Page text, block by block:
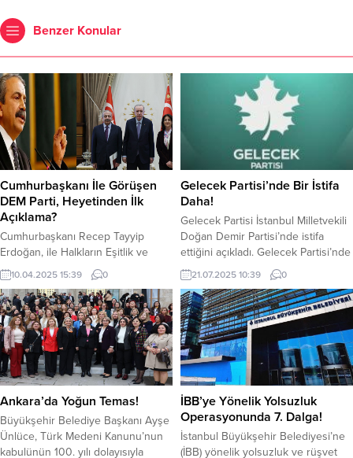
Benzer Konular
Cumhurbaşkanı İle Görüşen
DEM Parti, Heyetinden İlk
Açıklama?
Cumhurbaşkanı Recep Tayyip
Erdoğan, ile Halkların Eşitlik ve
Demokrasi Partisi (DEM Parti) Van
Milletvekili Pervin Buldan ve
İstanbul Milletvekili Sırrı Süreyya
Önder’i Cumhurbaşkanlığı
Külliyesinde görüştü. Görüşme
saat 13.30’da başladı ve 1 saat 25
dakika sürdü. Terörsüz Türkiye
hedefi kapsamında yapılan
görüşme sonrası DEM heyetinden
Sırrı Süreyya Önder açıklamalarda
bulundu. Önder,...
10.04.2025 15:39 0
Gelecek Partisi’nde Bir İstifa
Daha!
Gelecek Partisi İstanbul Milletvekili
Doğan Demir Partisi’nde istifa
ettiğini açıkladı. Gelecek Partisi’nde
istifalar devam ediyor. Son olarak
Gelecek Partisi’nden Demir, istifa
ettiğini açıkladı. Doğan, istifa
açıklamasında şu ifadeleri kullandı;
yaklaşık iki yıldır tüm uyarılarımıza
rağmen ortak bir alan
oluşturulamadığından bu ayrılığı
gerekli gördüm “ YAZI ARASI
REKLAM ALANI
21.07.2025 10:39 0
Ankara’da Yoğun Temas!
Büyükşehir Belediye Başkanı Ayşe
Ünlüce, Türk Medeni Kanunu’nun
kabulünün 100. yılı dolayısıyla
İBB’ye Yönelik Yolsuzluk
Operasyonunda 7. Dalga!
İstanbul Büyükşehir Belediyesi’ne
(İBB) yönelik yolsuzluk ve rüşvet